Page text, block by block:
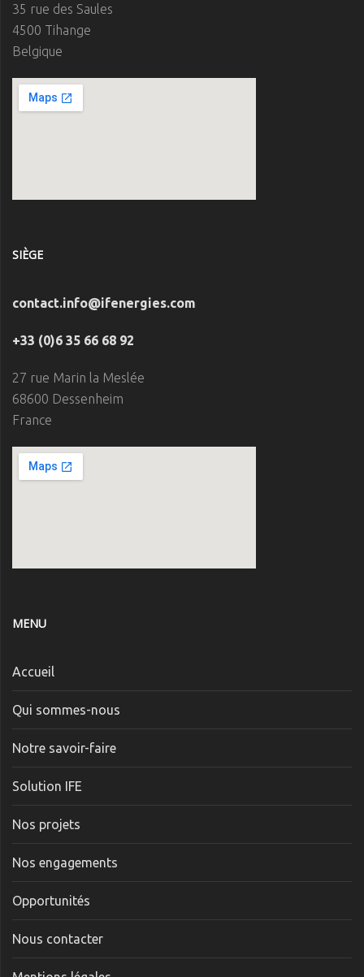
35 rue des Saules
4500 Tihange
Belgique
SIÈGE
contact.info@ifenergies.com
+33 (0)6 35 66 68 92
27 rue Marin la Meslée
68600 Dessenheim
France
MENU
Accueil
Qui sommes-nous
Notre savoir-faire
Solution IFE
Nos projets
Nos engagements
Opportunités
Nous contacter